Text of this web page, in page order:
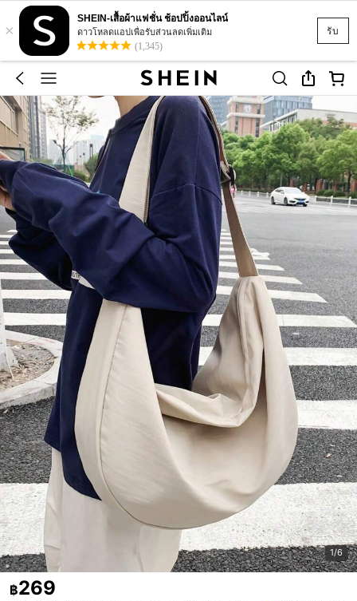
รับ
×
SHEIN-เสื้อผ้าแฟชั่น ช้อปปิ้งออนไลน์
ดาวโหลดแอปเพื่อรับส่วนลดเพิ่มเติม
(1,345)
1/6
฿269